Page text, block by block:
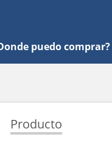
puedo comprar?
Producto